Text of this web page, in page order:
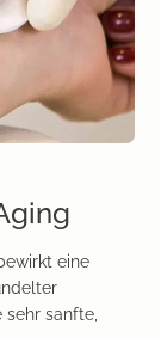
eine
sehr sanfte,